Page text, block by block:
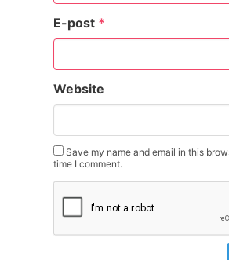
E-post *
Website
Save my name and email in this
time I comment.